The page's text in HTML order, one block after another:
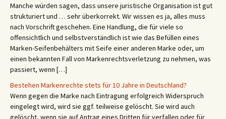
Manche würden sagen, dass unsere juristische Organisation ist gut
strukturiert und … sehr überkorrekt. Wir wissen es ja, alles muss
nach Vorschrift geschehen. Eine Handlung, die für viele so
offensichtlich und selbstverständlich ist wie das Befüllen eines
Marken-Seifenbehälters mit Seife einer anderen Marke oder, um
einen bekannten Fall von Markenrechtsverletzung zu nehmen, was
passiert, wenn […]
Bestehen Markenrechte stets für 10 Jahre in Deutschland?
Wenn gegen die Marke nach Eintragung erfolgreich Widerspruch
eingelegt wird, wird sie ggf. teilweise gelöscht. Sie wird auch
gelöscht, wenn sie auf Antrag eines Dritten für verfallen oder für